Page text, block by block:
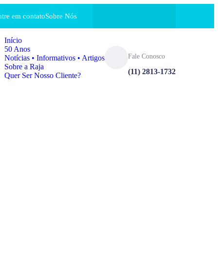
em contatoSobre Nós
Início
50 Anos
Notícias • Informativos • Artigos
Sobre a Raja
Quer Ser Nosso Cliente?
Fale Conosco
(11) 2813-1732